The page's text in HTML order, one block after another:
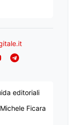
Telegram
editoriali
Ficara